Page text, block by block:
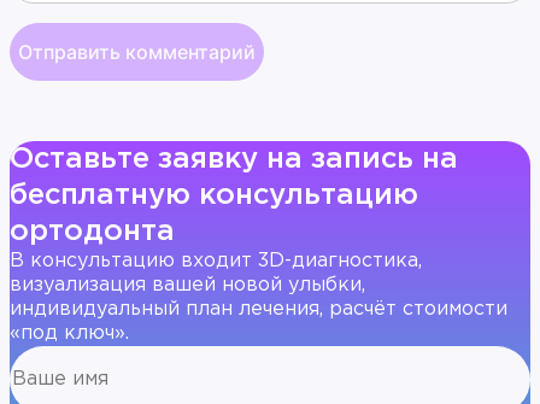
Оставьте заявку на запись на
бесплатную консультацию
ортодонта
В консультацию входит 3D-диагностика,
визуализация вашей новой улыбки,
индивидуальный план лечения, расчёт стоимости
«под ключ».